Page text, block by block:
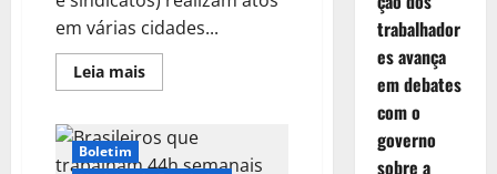
em várias cidades...
Leia maisLeia
mais
DO
1º
DE
Boletim
trabalhador
es avança
em debates
com o
governo
sobre a